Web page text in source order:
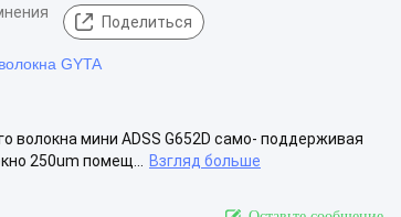
Поделиться
GYTA
волокна мини ADSS G652D само- поддерживая
250um помещ...
Взгляд больше